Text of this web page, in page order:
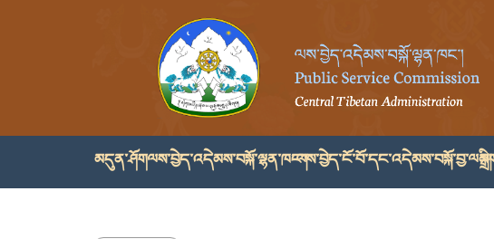
མདུན་ཤོགལས་བྱེད་འདེམས་བསྐོ་ལྷན་ཁང་།ལས་བྱེད་ངོ་བོ་དང་འདེམས་བསྐོ་བྱ་ལམ།